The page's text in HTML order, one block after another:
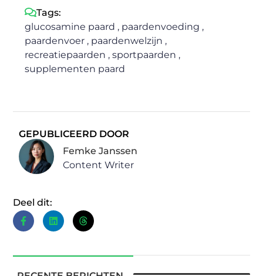
Tags:
glucosamine paard , paardenvoeding ,
paardenvoer , paardenwelzijn ,
recreatiepaarden ,sportpaarden ,
supplementen paard
GEPUBLICEERD DOOR
Femke Janssen
Content Writer
Deel dit: